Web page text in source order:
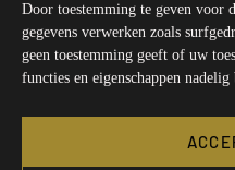
Door toestemming te geven voor
gegevens verwerken zoals
geen toestemming geeft of uw
functies en eigenschappen nadelig